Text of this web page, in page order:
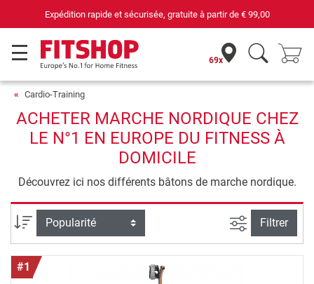
69 magasins avec 75 techniciens
69x
Cardio-Training
ACHETER MARCHE NORDIQUE CHEZ
LE N°1 EN EUROPE DU FITNESS À
DOMICILE
Découvrez ici nos différents bâtons de marche nordique.
Trier par Filtrer la
Filtrer
#1